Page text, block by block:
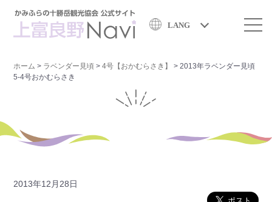
LANG
ホーム > ラベンダー見頃 >4号【おかむらさき】 >2013年ラベンダー見頃
5-4号おかむらさき
2013年12月28日